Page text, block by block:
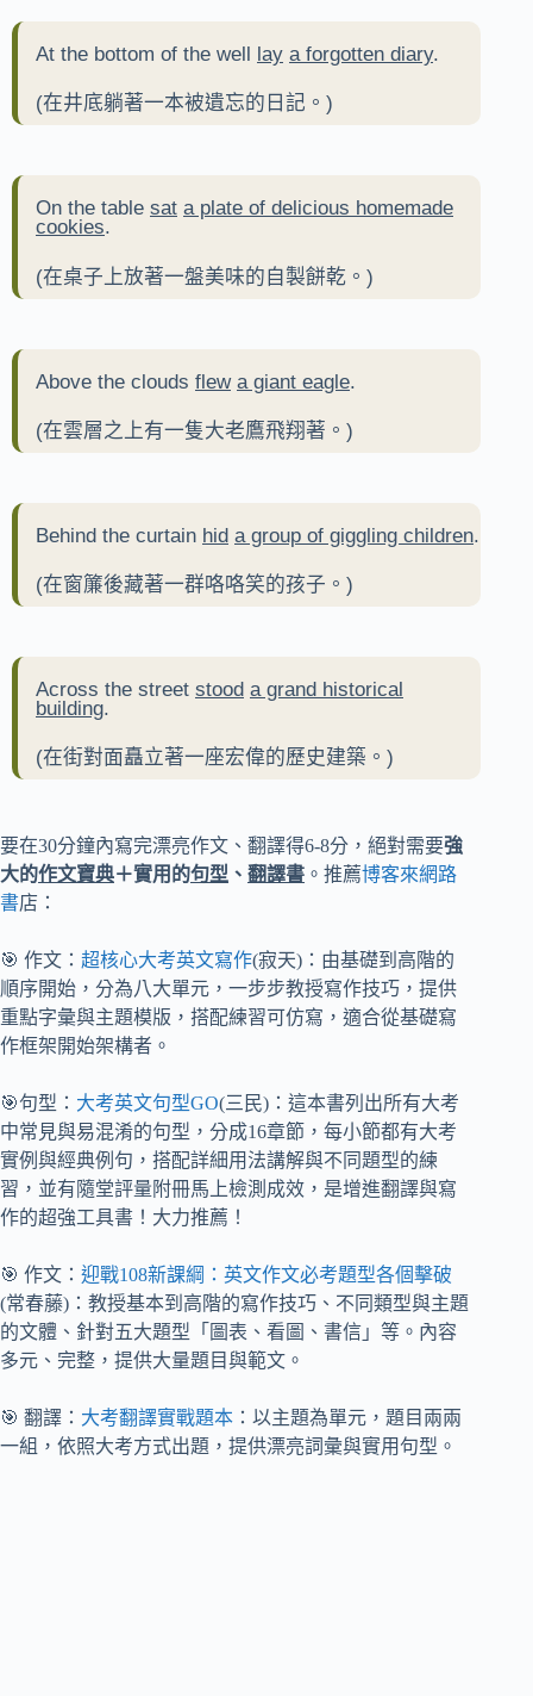
At the bottom of the well lay a forgotten diary.
(在井底躺著一本被遺忘的日記。)
On the table sat a plate of delicious homemade
cookies.
(在桌子上放著一盤美味的自製餅乾。)
Above the clouds flew a giant eagle.
(在雲層之上有一隻大老鷹飛翔著。)
Behind the curtain hid a group of giggling children.
(在窗簾後藏著一群咯咯笑的孩子。)
Across the street stood a grand historical
building.
(在街對面矗立著一座宏偉的歷史建築。)
要在30分鐘內寫完漂亮作文、翻譯得6-8分，絕對需要強
大的作文寶典＋實用的句型 、 翻譯書 。推薦博客來網路
書店：
🎯 作文： 超核心大考英文寫作(寂天)：由基礎到高階的
順序開始，分為八大單元，一步步教授寫作技巧，提供
重點字彙與主題模版，搭配練習可仿寫，適合從基礎寫
作框架開始架構者。
🎯句型： 大考英文句型GO(三民)：這本書列出所有大考
中常見與易混淆的句型，分成16章節，每小節都有大考
實例與經典例句，搭配詳細用法講解與不同題型的練
習，並有隨堂評量附冊馬上檢測成效，是增進翻譯與寫
作的超強工具書！大力推薦！
🎯 作文： 迎戰108新課綱：英文作文必考題型各個擊破
(常春藤)：教授基本到高階的寫作技巧、不同類型與主題
的文體、針對五大題型「圖表、看圖、書信」等。內容
多元、完整，提供大量題目與範文。
🎯 翻譯： 大考翻譯實戰題本 ：以主題為單元，題目兩兩
一組，依照大考方式出題，提供漂亮詞彙與實用句型。